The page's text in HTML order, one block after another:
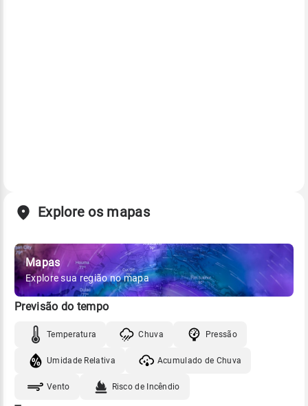
Explore os mapas
Mapas
Explore sua região no mapa
Previsão do tempo
Temperatura Chuva Pressão
Umidade Relativa Acumulado de Chuva
Vento Risco de Incêndio